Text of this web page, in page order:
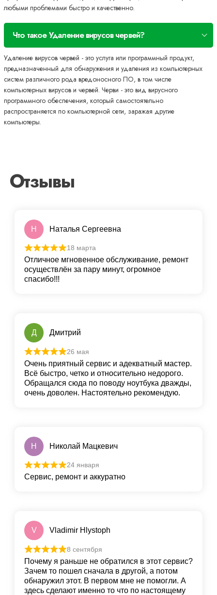
любыми проблемами быстро и качественно.
Что такое Удаление вирусов червей?
Удаление вирусов червей - это услуга или программный продукт,
предназначенный для обнаружения и удаления из компьютерных
систем различного рода вредоносного ПО, в том числе
компьютерных вирусов и червей. Черви - это вид вирусного
программного обеспечения, который самостоятельно
распространяется по компьютерной сети, заражая другие
компьютеры.
Отзывы
Н Наталья Сергеевна
18 марта
Отличное мгновенное обслуживание, ремонт
осуществлён за пару минут, огромное
спасибо!!!
Д Дмитрий
26 мая
Очень приятный сервис и адекватный мастер.
Всё быстро, четко и относительно недорого.
Обращался сюда по поводу ноутбука дважды,
очень доволен. Настоятельно рекомендую.
Н Николай Мацкевич
24 января
Сервис, ремонт и аккуратно
V Vladimir Hlystoph
8 сентября
Почему я раньше не обратился в этот сервис?
Зачем то пошел сначала в другой, а потом
обнаружил этот. В первом мне не помогли. А
здесь сделают именно то что по настоящему